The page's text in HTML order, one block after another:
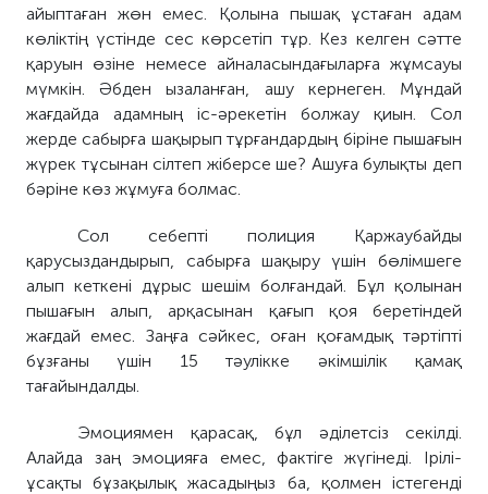
айыптаған жөн емес. Қолына пышақ ұстаған адам
көліктің үстінде сес көрсетіп тұр. Кез келген сәтте
қаруын өзіне немесе айналасындағыларға жұмсауы
мүмкін. Әбден ызаланған, ашу кернеген. Мұндай
жағдайда адамның іс-әрекетін болжау қиын. Сол
жерде сабырға шақырып тұрғандардың біріне пышағын
жүрек тұсынан сілтеп жіберсе ше? Ашуға булықты деп
бәріне көз жұмуға болмас.
Сол себепті полиция Қаржаубайды
қарусыздандырып, сабырға шақыру үшін бөлімшеге
алып кеткені дұрыс шешім болғандай. Бұл қолынан
пышағын алып, арқасынан қағып қоя беретіндей
жағдай емес. Заңға сәйкес, оған қоғамдық тәртіпті
бұзғаны үшін 15 тәулікке әкімшілік қамақ
тағайындалды.
Эмоциямен қарасақ, бұл әділетсіз секілді.
Алайда заң эмоцияға емес, фактіге жүгінеді. Ірілі-
ұсақты бұзақылық жасадыңыз ба, қолмен істегенді